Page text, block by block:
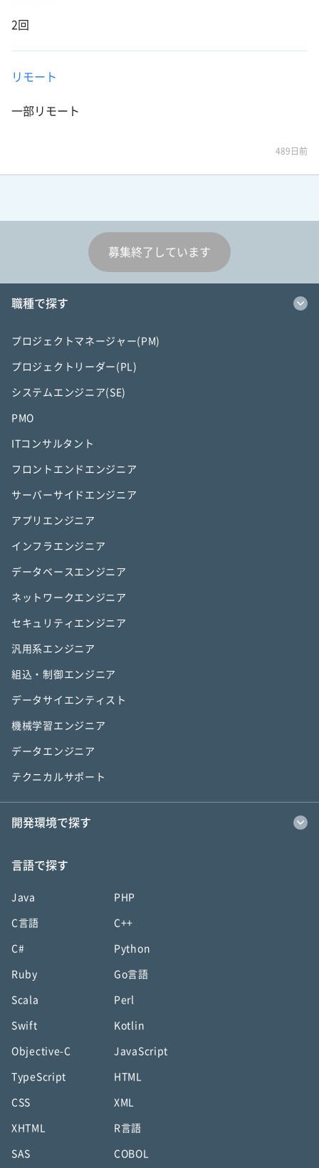
2回
リモート
一部リモート
489日前
募集終了しています
職種で探す
プロジェクトマネージャー(PM)
プロジェクトリーダー(PL)
システムエンジニア(SE)
PMO
ITコンサルタント
フロントエンドエンジニア
サーバーサイドエンジニア
アプリエンジニア
インフラエンジニア
データベースエンジニア
ネットワークエンジニア
セキュリティエンジニア
汎用系エンジニア
組込・制御エンジニア
データサイエンティスト
機械学習エンジニア
データエンジニア
テクニカルサポート
開発環境で探す
言語で探す
Java PHP
C言語 C++
C# Python
Ruby Go言語
Scala Perl
Swift Kotlin
Objective-C JavaScript
TypeScript HTML
CSS XML
XHTML R言語
SAS COBOL